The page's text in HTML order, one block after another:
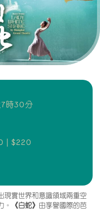
資源
合作夥伴
聯絡我們
時30分
| $220
現實世界和意識領域兩重空
。
《白蛇》 由享譽國際的芭